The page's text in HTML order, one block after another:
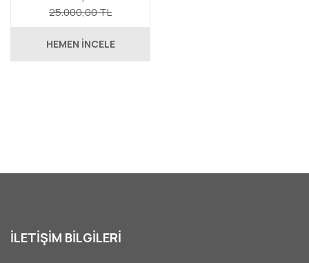
25.000,00 TL
HEMEN İNCELE
İLETİŞİM BİLGİLERİ